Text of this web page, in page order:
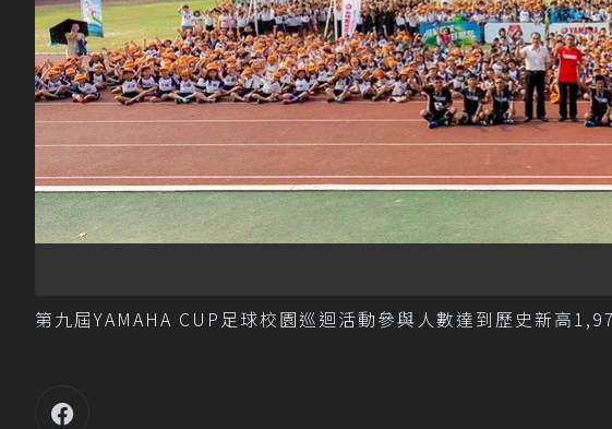
第九屆YAMAHA CUP足球校園巡迴活動參與人數達到歷史新高